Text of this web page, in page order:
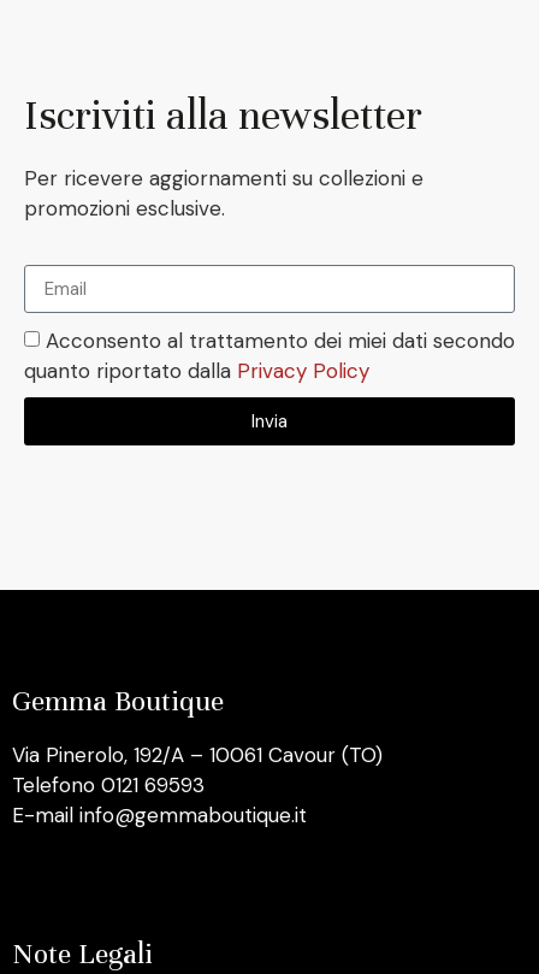
Iscriviti alla newsletter
Per ricevere aggiornamenti su collezioni e
promozioni esclusive.
Acconsento al trattamento dei miei dati secondo
quanto riportato dalla Privacy Policy
Invia
Gemma Boutique
Via Pinerolo, 192/A – 10061 Cavour (TO)
Telefono 0121 69593
E-mail info@gemmaboutique.it
Note Legali